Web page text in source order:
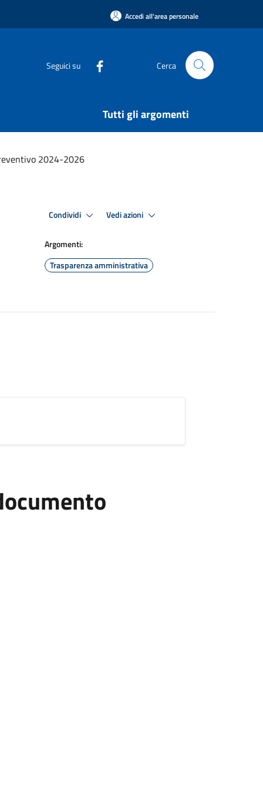
Accedi all'area personale
Seguici su Cerca
Tutti gli argomenti
2024-2026
Condividi Vedi azioni
Argomenti:
Trasparenza amministrativa